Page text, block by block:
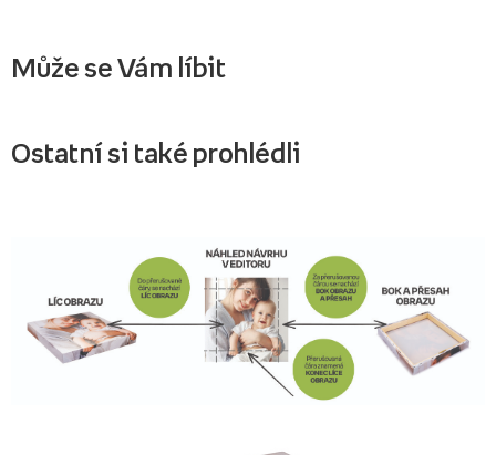
Může se Vám líbit
Ostatní si také prohlédli